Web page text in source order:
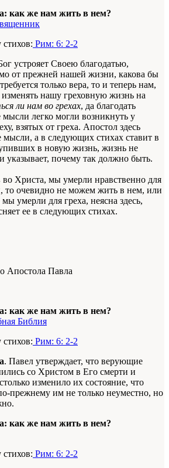
как же нам жить в нем?
Рим: 6: 2-2
устрояет Своею благодатью,
от прежней нашей жизни, какова бы
только вера, то и теперь нам,
нашу греховную жизнь на
ли нам во грехах, да благодать
легко могли возникнуть у
взятых от греха. Апостол здесь
мысли, а в следующих стихах ставит в
в новую жизнь, жизнь не
указывает, почему так должно быть.
во Христа, мы умерли нравственно для
то очевидно не можем жить в нем, или
умерли для греха, неясна здесь,
ее в следующих стихах.
Апостола Павла
как же нам жить в нем?
Библия
Рим: 6: 2-2
. Павел утверждает, что верующие
со Христом в Его смерти и
изменило их состояние, что
прежнему им не только неуместно, но
как же нам жить в нем?
Рим: 6: 2-2